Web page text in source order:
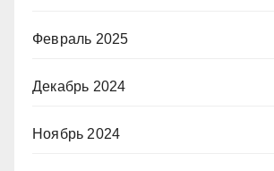
Февраль 2025
Декабрь 2024
Ноябрь 2024